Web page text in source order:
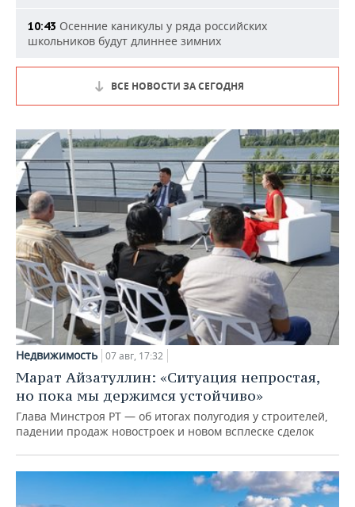
10:43 Осенние каникулы у ряда российских
школьников будут длиннее зимних
ВСЕ НОВОСТИ ЗА СЕГОДНЯ
Недвижимость 07 авг, 17:32
Марат Айзатуллин: «Ситуация непростая,
но пока мы держимся устойчиво»
Глава Минстроя РТ — об итогах полугодия у строителей,
падении продаж новостроек и новом всплеске сделок